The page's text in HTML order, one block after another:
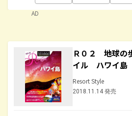
AD
Ｒ０２ 地球の
イル ハワイ島
Resort Style
2018.11.14 発売